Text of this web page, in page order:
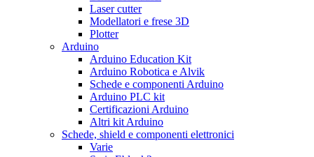
Laser cutter
Modellatori e frese 3D
Plotter
Arduino
Arduino Education Kit
Arduino Robotica e Alvik
Schede e componenti Arduino
Arduino PLC kit
Certificazioni Arduino
Altri kit Arduino
Schede, shield e componenti elettronici
Varie